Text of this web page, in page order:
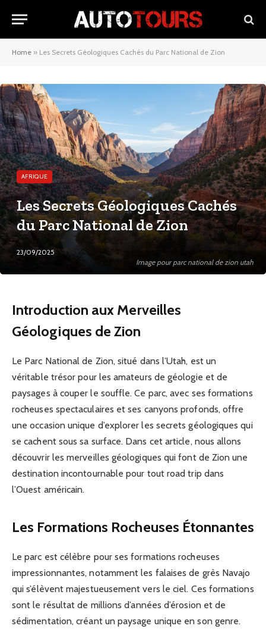
Home » Les Secrets Géologiques Cachés du Parc National de Zion
Image pour parc national de zion utah
AFRIQUE
Les Secrets Géologiques Cachés
du Parc National de Zion
23/09/2025
Introduction aux Merveilles
Géologiques de Zion
Le Parc National de Zion, situé dans l’Utah, est un
véritable trésor pour les amateurs de géologie et de
paysages à couper le souffle. Ce parc, avec ses formations
rocheuses spectaculaires et ses canyons profonds, offre
une occasion unique d’explorer les secrets géologiques qui
se cachent sous sa surface. Dans cet article, nous allons
découvrir les merveilles géologiques qui font de Zion une
destination incontournable pour tout road trip dans
l’Ouest américain.
Les Formations Rocheuses Étonnantes
Le parc est célèbre pour ses formations rocheuses
impressionnantes, notamment les falaises de grès Navajo
qui s’élèvent majestueusement vers le ciel. Ces formations
sont le résultat de millions d’années d’érosion et de
sédimentation, créant un paysage unique en son genre.